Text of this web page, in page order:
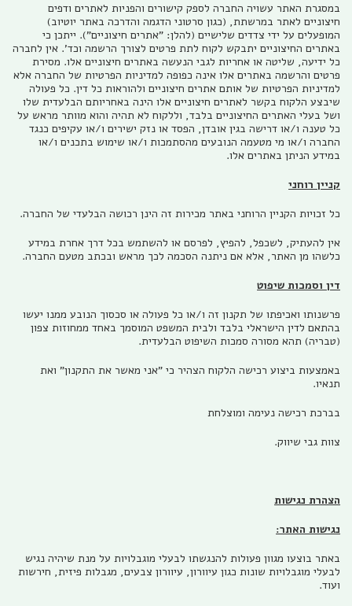
במסגרת האתר עשויה החברה לספק קישורים והפניות לאתרים ודפים
חיצוניים לאתר במרשתת, (כגון סרטוני הדגמה והדרכה באתר יוטיוב)
המופעלים על ידי צדדים שלישיים (להלן: "אתרים חיצוניים"). ייתכן כי
באתרים החיצוניים יתבקש לקוח לתת פרטים לצורך הרשמה וכד'. אין לחברה
כל ידיעה, שליטה או אחריות לגבי הנעשה באתרים חיצוניים אלו. מסירת
פרטים והרשמה באתרים אלו אינה כפופה למדיניות הפרטיות של החברה אלא
למדיניות הפרטיות של אותם אתרים חיצוניים ולהוראות כל דין. כל פעולה
שיבצע הלקוח בקשר לאתרים חיצוניים אלו הינה באחריותם הבלעדית שלו
ושל בעלי האתרים החיצוניים בלבד, וללקוח לא תהיה והוא מוותר מראש על
כל טענה ו/או דרישה בגין אובדן, הפסד או נזק ישירים ו/או עקיפים כנגד
החברה ו/או מי מטעמה הנובעים מהסתמכות ו/או שימוש בתכנים ו/או
במידע הניתן באתרים אלו.
קניין רוחני
כל זכויות הקניין הרוחני באתר מכירות זה הינן רכושה הבלעדי של החברה.
אין להעתיק, לשכפל, להפיץ, לפרסם או להשתמש בכל דרך אחרת במידע
כלשהו מן האתר, אלא אם ניתנה הסכמה לכך מראש ובכתב מטעם החברה.
דין וסמכות שיפוט
פרשנותו ואכיפתו של תקנון זה ו/או כל פעולה או סכסוך הנובע ממנו יעשו
בהתאם לדין הישראלי בלבד ולבית המשפט המוסמך באחד ממחוזות צפון
(טבריה) תהא מסורה סמכות השיפוט הבלעדית.
באמצעות ביצוע רכישה הלקוח הצהיר כי "אני מאשר את התקנון" ואת
תנאיו.
בברכת רכישה נעימה ומוצלחת
צוות גבי שיווק.
הצהרת נגישות
נגישות האתר:
באתר בוצעו מגוון פעולות להנגשתו לבעלי מוגבלויות על מנת שיהיה נגיש
לבעלי מוגבלויות שונות כגון עיוורון, עיוורון צבעים, מגבלות פיזית, חירשות
ועוד.